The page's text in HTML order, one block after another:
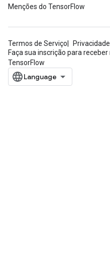
Menções do TensorFlow
Termos de Serviço Privacidade
Faça sua inscrição para
TensorFlow